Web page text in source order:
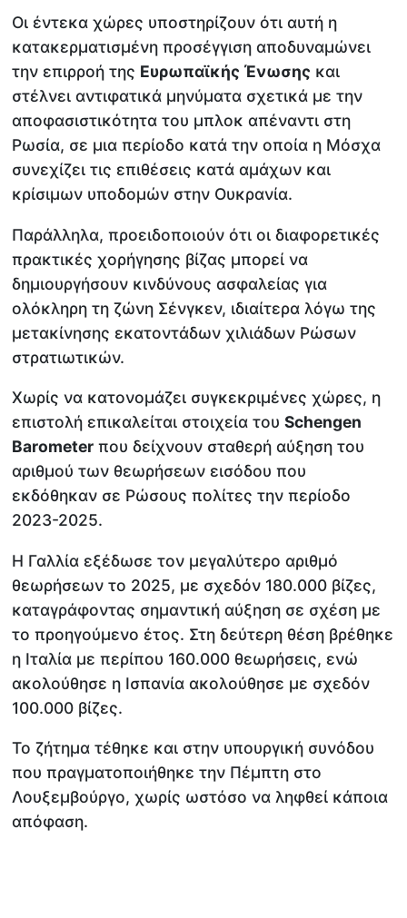
Οι έντεκα χώρες υποστηρίζουν ότι αυτή η
κατακερματισμένη προσέγγιση αποδυναμώνει
την επιρροή της Ευρωπαϊκής Ένωσης και
στέλνει αντιφατικά μηνύματα σχετικά με την
αποφασιστικότητα του μπλοκ απέναντι στη
Ρωσία, σε μια περίοδο κατά την οποία η Μόσχα
συνεχίζει τις επιθέσεις κατά αμάχων και
κρίσιμων υποδομών στην Ουκρανία.
Παράλληλα, προειδοποιούν ότι οι διαφορετικές
πρακτικές χορήγησης βίζας μπορεί να
δημιουργήσουν κινδύνους ασφαλείας για
ολόκληρη τη ζώνη Σένγκεν, ιδιαίτερα λόγω της
μετακίνησης εκατοντάδων χιλιάδων Ρώσων
στρατιωτικών.
Χωρίς να κατονομάζει συγκεκριμένες χώρες, η
επιστολή επικαλείται στοιχεία τουSchengen
Barometer που δείχνουν σταθερή αύξηση του
αριθμού των θεωρήσεων εισόδου που
εκδόθηκαν σε Ρώσους πολίτες την περίοδο
2023-2025.
Η Γαλλία εξέδωσε τον μεγαλύτερο αριθμό
θεωρήσεων το 2025, με σχεδόν 180.000 βίζες,
καταγράφοντας σημαντική αύξηση σε σχέση με
το προηγούμενο έτος. Στη δεύτερη θέση βρέθηκε
η Ιταλία με περίπου 160.000 θεωρήσεις, ενώ
ακολούθησε η Ισπανία ακολούθησε με σχεδόν
100.000 βίζες.
Το ζήτημα τέθηκε και στην υπουργική συνόδου
που πραγματοποιήθηκε την Πέμπτη στο
Λουξεμβούργο, χωρίς ωστόσο να ληφθεί κάποια
απόφαση.